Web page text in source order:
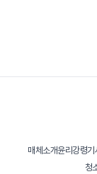
매체소개윤리강령기
청